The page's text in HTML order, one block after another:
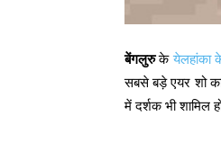
बेंगलुरुकेयेलहांका
सबसे बड़े एयर शो का
में दर्शक भी शामिल